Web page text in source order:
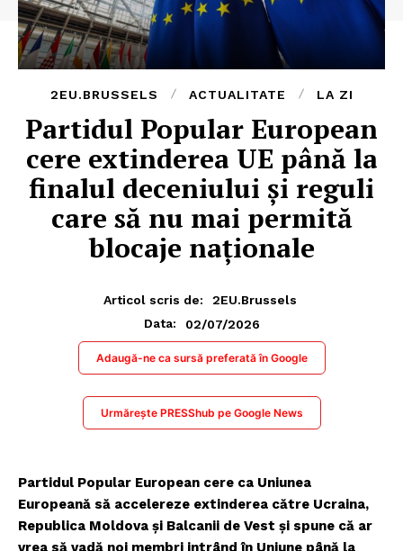
2EU.BRUSSELS ACTUALITATE LA ZI
Partidul Popular European
cere extinderea UE până la
finalul deceniului și reguli
care să nu mai permită
blocaje naționale
Articol scris de:
2EU.Brussels
Data:
02/07/2026
Adaugă-ne ca sursă preferată în Google
Urmărește PRESShub pe Google News
Partidul Popular European cere ca Uniunea
Europeană să accelereze extinderea către Ucraina,
Republica Moldova și Balcanii de Vest și spune că ar